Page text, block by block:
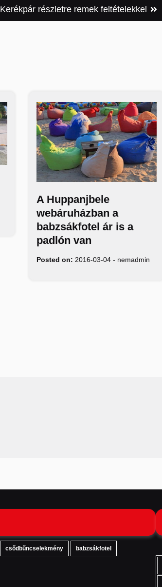
Kerékpár részletre remek feltételekkel
A Huppanjbele
webáruházban a
babzsákfotel ár is a
padlón van
Posted on: 2016-03-04- nemadmin
csődbűncselekmény babzsákfotel